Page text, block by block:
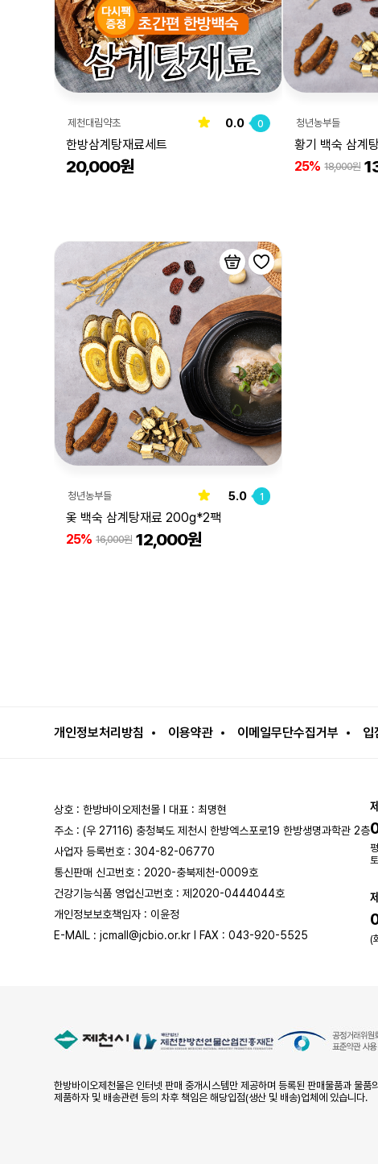
제천대림약초 0.0 0
한방삼계탕재료세트
20,000원
청년농부들
황기 백숙 삼계
25% 18,000원
청년농부들 5.0 1
옻 백숙 삼계탕재료 200g*2팩
25% 16,000원 12,000원
개인정보처리방침 이용약관 이메일무단수집거부 입
상호 : 한방바이오제천몰 l 대표 : 최명현
주소 : (우 27116) 충청북도 제천시 한방엑스포로19 한방생명과학관 2층
사업자 등록번호 : 304-82-06770
통신판매 신고번호 : 2020-충북제천-0009호
건강기능식품 영업신고번호 : 제2020-0444044호
개인정보보호책임자 : 이윤정
E-MAIL : jcmall@jcbio.or.kr l FAX : 043-920-5525
(
한방바이오제천몰은 인터넷 판매 중개시스템만 제공하며 등록된 판매물품과 물품
제품하자 및 배송관련 등의 차후 책임은 해당입점(생산 및 배송)업체에 있습니다.